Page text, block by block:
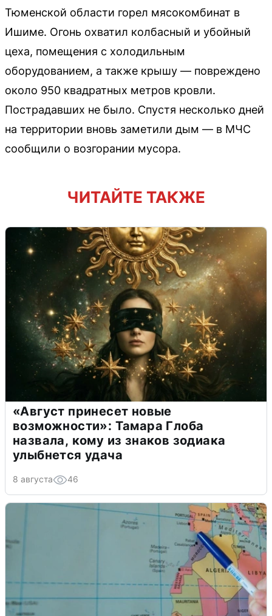
Тюменской области горел мясокомбинат в
Ишиме. Огонь охватил колбасный и убойный
цеха, помещения с холодильным
оборудованием, а также крышу — повреждено
около 950 квадратных метров кровли.
Пострадавших не было. Спустя несколько дней
на территории вновь заметили дым — в МЧС
сообщили о возгорании мусора.
ЧИТАЙТЕ ТАКЖЕ
«Август принесет новые
возможности»: Тамара Глоба
назвала, кому из знаков зодиака
улыбнется удача
8 августа 46